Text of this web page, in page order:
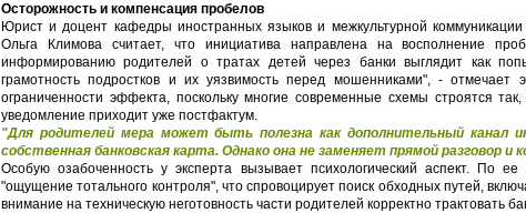
Осторожность и компенсация пробелов
Юрист и доцент кафедры иностранных языков и межкультурной
Ольга Климова считает, что инициатива направлена на восполнение
информированию родителей о тратах детей через банки выглядит как
грамотность подростков и их уязвимость перед мошенниками", - отмечает
ограниченности эффекта, поскольку многие современные схемы строятся
уведомление приходит уже постфактум.
"Для родителей мера может быть полезна как дополнительный канал
собственная банковская карта. Однако она не заменяет прямой разговор
Особую озабоченность у эксперта вызывает психологический аспект. По
"ощущение тотального контроля", что спровоцирует поиск обходных путей,
внимание на техническую неготовность части родителей корректно трактовать